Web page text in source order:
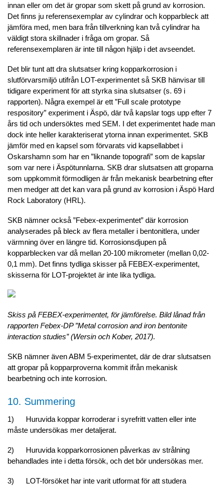
innan eller om det är gropar som skett på grund av korrosion.
Det finns ju referensexemplar av cylindrar och kopparbleck att
jämföra med, men bara från tillverkning kan två cylindrar ha
väldigt stora skillnader i fråga om gropar. Så
referensexemplaren är inte till någon hjälp i det avseendet.
Det blir tunt att dra slutsatser kring kopparkorrosion i
slutförvarsmiljö utifrån LOT-experimentet så SKB hänvisar till
tidigare experiment för att styrka sina slutsatser (s. 69 i
rapporten). Några exempel är ett ”Full scale prototype
respository” experiment i Äspö, där två kapslar togs upp efter 7
års tid och undersöktes med SEM. I det experimentet hade man
dock inte heller karakteriserat ytorna innan experimentet. SKB
jämför med en kapsel som förvarats vid kapsellabbet i
Oskarshamn som har en ”liknande topografi” som de kapslar
som var nere i Äspötunnlarna. SKB drar slutsatsen att groparna
som uppkommit förmodligen är från mekanisk bearbetning efter
men medger att det kan vara på grund av korrosion i Äspö Hard
Rock Laboratory (HRL).
SKB nämner också ”Febex-experimentet” där korrosion
analyserades på bleck av flera metaller i bentonitlera, under
värmning över en längre tid. Korrosionsdjupen på
kopparblecken var då mellan 20-100 mikrometer (mellan 0,02-
0,1 mm). Det finns tydliga skisser på FEBEX-experimentet,
skisserna för LOT-projektet är inte lika tydliga.
Skiss på FEBEX-experimentet, för jämförelse. Bild lånad från
rapporten Febex-DP ”Metal corrosion and iron bentonite
interaction studies” (Wersin och Kober, 2017).
SKB nämner även ABM 5-experimentet, där de drar slutsatsen
att gropar på kopparproverna kommit ifrån mekanisk
bearbetning och inte korrosion.
10. Summering
1) Huruvida koppar korroderar i syrefritt vatten eller inte
måste undersökas mer detaljerat.
2) Huruvida kopparkorrosionen påverkas av strålning
behandlades inte i detta försök, och det bör undersökas mer.
3) LOT-försöket har inte varit utformat för att studera